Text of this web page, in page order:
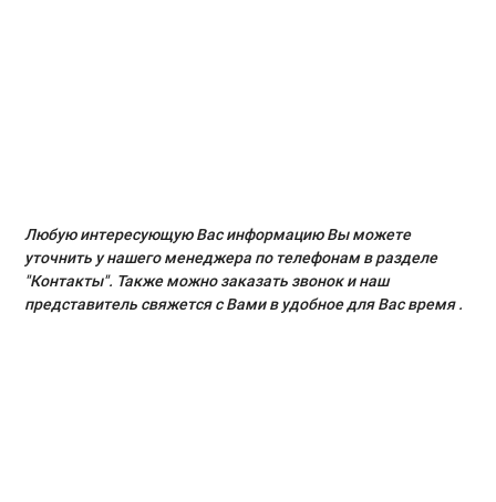
Любую интересующую Вас информацию Вы можете
уточнить у нашего менеджера по телефонам в разделе
"Контакты". Также можно заказать звонок и наш
представитель свяжется с Вами в удобное для Вас время .